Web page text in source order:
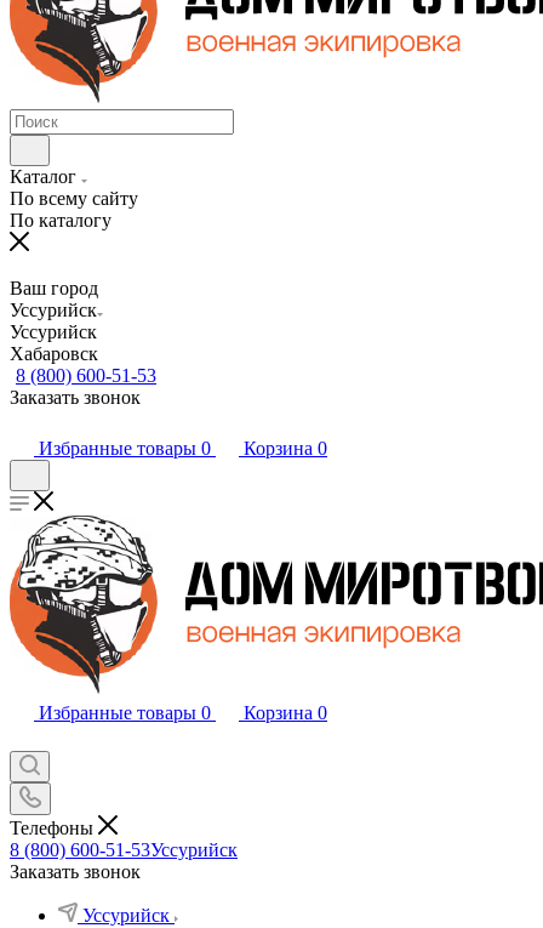
Каталог
По всему сайту
По каталогу
Ваш город
Уссурийск
Уссурийск
Хабаровск
8 (800) 600-51-53
Заказать звонок
Избранные товары 0 Корзина 0
Избранные товары 0 Корзина 0
Телефоны
8 (800) 600-51-53Уссурийск
Заказать звонок
Уссурийск